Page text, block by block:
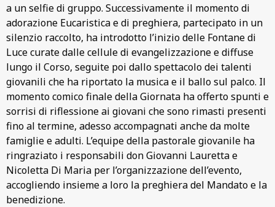
a un selfie di gruppo. Successivamente il momento di
adorazione Eucaristica e di preghiera, partecipato in un
silenzio raccolto, ha introdotto l’inizio delle Fontane di
Luce curate dalle cellule di evangelizzazione e diffuse
lungo il Corso, seguite poi dallo spettacolo dei talenti
giovanili che ha riportato la musica e il ballo sul palco. Il
momento comico finale della Giornata ha offerto spunti e
sorrisi di riflessione ai giovani che sono rimasti presenti
fino al termine, adesso accompagnati anche da molte
famiglie e adulti. L’equipe della pastorale giovanile ha
ringraziato i responsabili don Giovanni Lauretta e
Nicoletta Di Maria per l’organizzazione dell’evento,
accogliendo insieme a loro la preghiera del Mandato e la
benedizione.